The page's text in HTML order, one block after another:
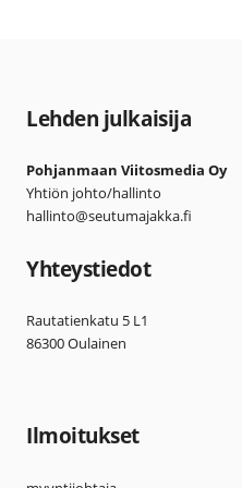
Lehden julkaisija
Pohjanmaan Viitosmedia Oy
Yhtiön johto/hallinto
hallinto@seutumajakka.fi
Yhteystiedot
Rautatienkatu 5 L1
86300 Oulainen
Ilmoitukset